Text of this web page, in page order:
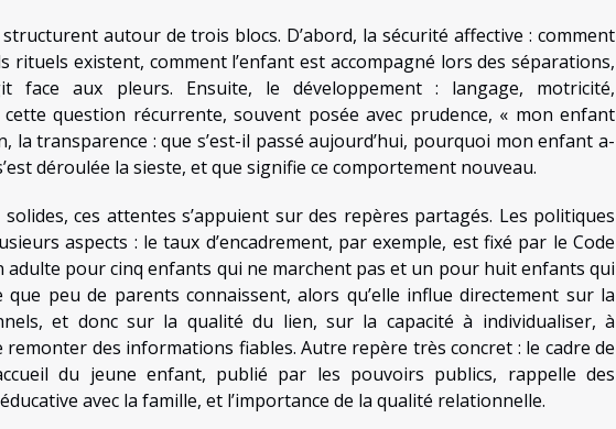
autour de trois blocs. D’abord, la sécurité affective : comment
rituels existent, comment l’enfant est accompagné lors des séparations,
face aux pleurs. Ensuite, le développement : langage, motricité,
question récurrente, souvent posée avec prudence, « mon enfant
la transparence : que s’est-il passé aujourd’hui, pourquoi mon enfant a-
déroulée la sieste, et que signifie ce comportement nouveau.
ces attentes s’appuient sur des repères partagés. Les politiques
aspects : le taux d’encadrement, par exemple, est fixé par le Code
adulte pour cinq enfants qui ne marchent pas et un pour huit enfants qui
que peu de parents connaissent, alors qu’elle influe directement sur la
et donc sur la qualité du lien, sur la capacité à individualiser, à
des informations fiables. Autre repère très concret : le cadre de
du jeune enfant, publié par les pouvoirs publics, rappelle des
avec la famille, et l’importance de la qualité relationnelle.